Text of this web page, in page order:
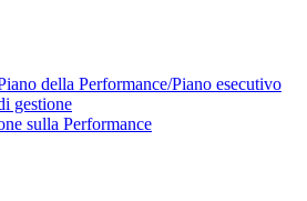
della Performance/Piano esecutivo
gestione
sulla Performance